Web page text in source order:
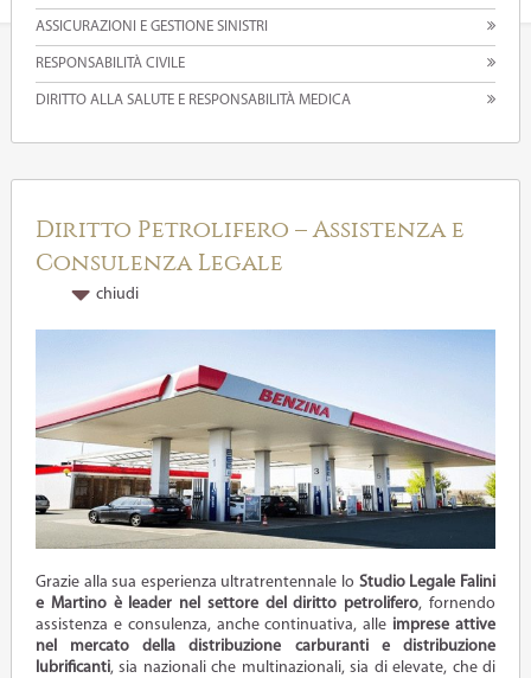
ASSICURAZIONI E GESTIONE SINISTRI
RESPONSABILITÀ CIVILE
DIRITTO ALLA SALUTE E RESPONSABILITÀ MEDICA
Diritto Petrolifero – Assistenza e
Consulenza Legale
chiudi
Grazie alla sua esperienza ultratrentennale lo Studio Legale Falini
e Martino è leader nel settore del diritto petrolifero, fornendo
assistenza e consulenza, anche continuativa, alle imprese attive
nel mercato della distribuzione carburanti e distribuzione
lubrificanti, sia nazionali che multinazionali, sia di elevate, che di